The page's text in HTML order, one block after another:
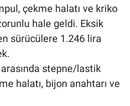
çekme halatı ve kriko
hale geldi. Eksik
sürücülere 1.246 lira
stepne/lastik
halatı, bijon anahtarı ve